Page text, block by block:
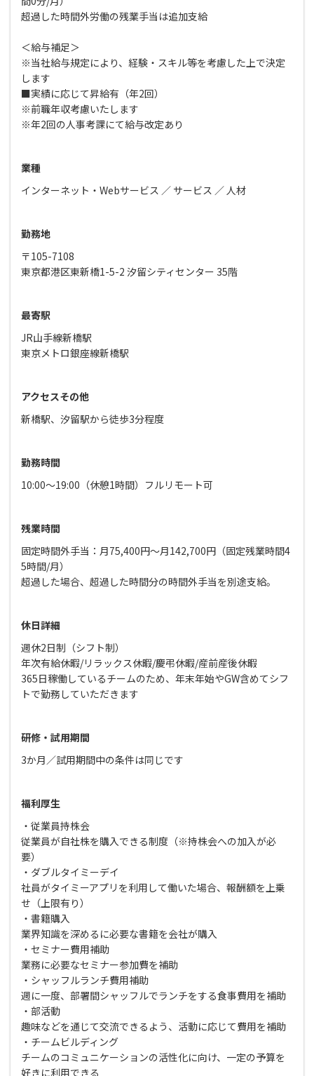
超過した時間外労働の残業手当は追加支給
＜給与補足＞
※当社給与規定により、経験・スキル等を考慮した上で決定
します
■実績に応じて昇給有（年2回）
※前職年収考慮いたします
※年2回の人事考課にて給与改定あり
業種
インターネット・Webサービス
サービス 人材
勤務地
〒105-7108
東京都港区東新橋1-5-2 汐留シティセンター 35階
最寄駅
JR山手線新橋駅
東京メトロ銀座線新橋駅
アクセスその他
新橋駅、汐留駅から徒歩3分程度
勤務時間
10:00〜19:00（休憩1時間）フルリモート可
残業時間
固定時間外手当：月75,400円～月142,700円（固定残業時間4
5時間/月）
超過した場合、超過した時間分の時間外手当を別途支給。
休日詳細
週休2日制（シフト制）
年次有給休暇/リラックス休暇/慶弔休暇/産前産後休暇
365日稼働しているチームのため、年末年始やGW含めてシフ
トで勤務していただきます
研修・試用期間
3か月／試用期間中の条件は同じです
福利厚生
・従業員持株会
従業員が自社株を購入できる制度（※持株会への加入が必
要）
・ダブルタイミーデイ
社員がタイミーアプリを利用して働いた場合、報酬額を上乗
せ（上限有り）
・書籍購入
業界知識を深めるに必要な書籍を会社が購入
・セミナー費用補助
業務に必要なセミナー参加費を補助
・シャッフルランチ費用補助
週に一度、部署間シャッフルでランチをする食事費用を補助
・部活動
趣味などを通じて交流できるよう、活動に応じて費用を補助
・チームビルディング
チームのコミュニケーションの活性化に向け、一定の予算を
好きに利用できる